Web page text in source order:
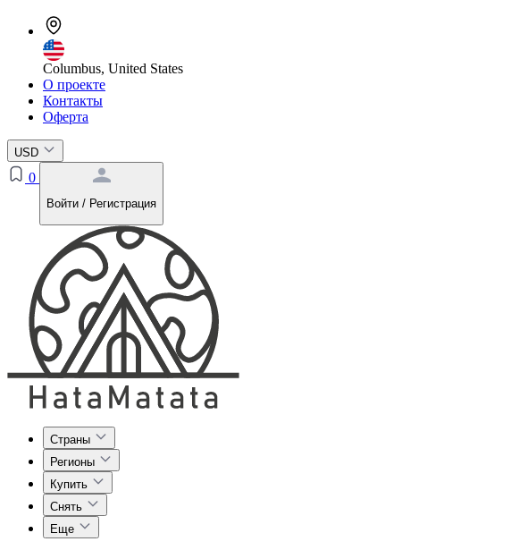
Columbus, United States
О проекте
Контакты
Оферта
USD
0
Войти / Регистрация
Страны
Регионы
Купить
Снять
Еще